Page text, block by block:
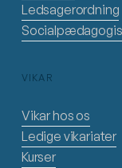
Ledsagerordning
VIKAR
Vikar hos os
Ledige vikariater
Kurser